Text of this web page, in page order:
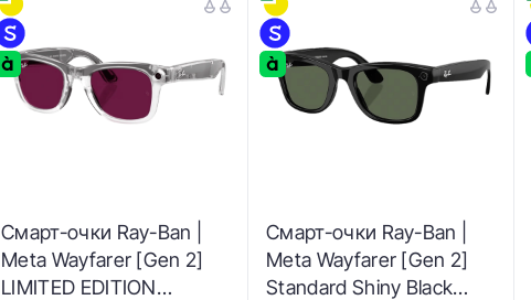
Смарт-очки Ray-Ban |
Meta Wayfarer [Gen 2]
LIMITED EDITION
Смарт-очки Ray-Ban |
Meta Wayfarer [Gen 2]
Standard Shiny Black